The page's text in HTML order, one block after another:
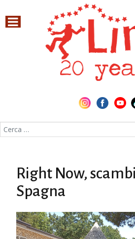
Cerca nel sito
Right Now,
Spagna